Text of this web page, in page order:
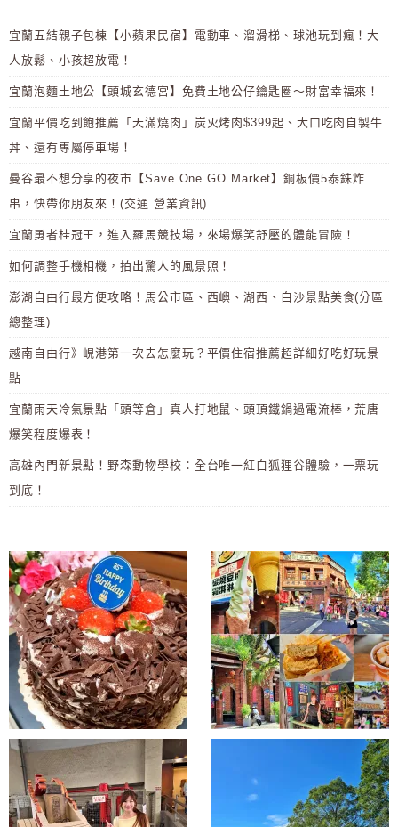
宜蘭五結親子包棟【小蘋果民宿】電動車、溜滑梯、球池玩到瘋！大
人放鬆、小孩超放電！
宜蘭泡麵土地公【頭城玄德宮】免費土地公仔鑰匙圈～財富幸福來！
宜蘭平價吃到飽推薦「天滿燒肉」炭火烤肉$399起、大口吃肉自製牛
丼、還有專屬停車場！
曼谷最不想分享的夜市【Save One GO Market】銅板價5泰銖炸
串，快帶你朋友來！(交通.營業資訊)
宜蘭勇者桂冠王，進入羅馬競技場，來場爆笑舒壓的體能冒險！
如何調整手機相機，拍出驚人的風景照！
澎湖自由行最方便攻略！馬公市區、西嶼、湖西、白沙景點美食(分區
總整理)
越南自由行》峴港第一次去怎麼玩？平價住宿推薦超詳細好吃好玩景
點
宜蘭雨天冷氣景點「頭等倉」真人打地鼠、頭頂鐵鍋過電流棒，荒唐
爆笑程度爆表！
高雄內門新景點！野森動物學校：全台唯一紅白狐狸谷體驗，一票玩
到底！